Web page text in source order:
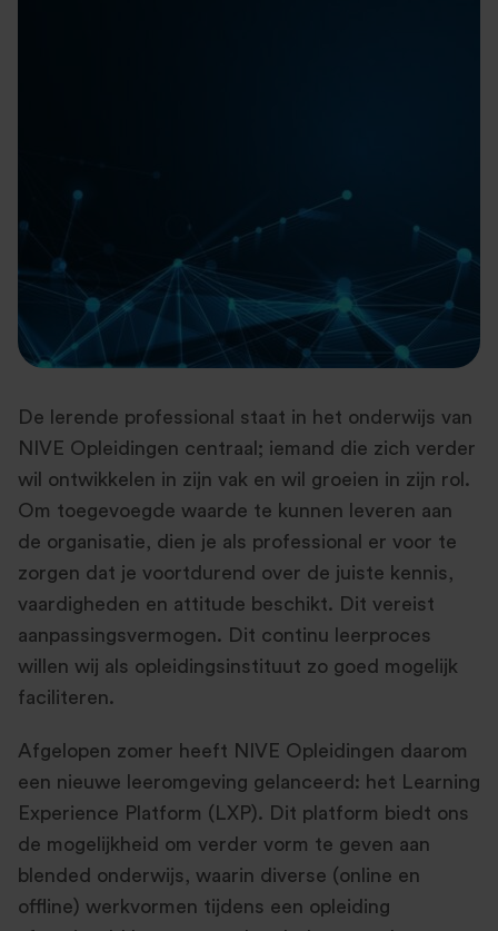
De lerende professional staat in het onderwijs van
NIVE Opleidingen centraal; iemand die zich verder
wil ontwikkelen in zijn vak en wil groeien in zijn rol.
Om toegevoegde waarde te kunnen leveren aan
de organisatie, dien je als professional er voor te
zorgen dat je voortdurend over de juiste kennis,
vaardigheden en attitude beschikt. Dit vereist
aanpassingsvermogen. Dit continu leerproces
willen wij als opleidingsinstituut zo goed mogelijk
faciliteren.
Afgelopen zomer heeft NIVE Opleidingen daarom
een nieuwe leeromgeving gelanceerd: het Learning
Experience Platform (LXP). Dit platform biedt ons
de mogelijkheid om verder vorm te geven aan
blended onderwijs, waarin diverse (online en
offline) werkvormen tijdens een opleiding